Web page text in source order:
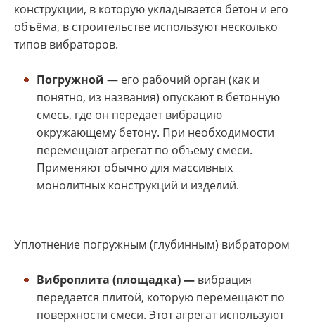
конструкции, в которую укладывается бетон и его
объёма, в строительстве используют несколько
типов вибраторов.
Погружной — его рабочий орган (как и
понятно, из названия) опускают в бетонную
смесь, где он передает вибрацию
окружающему бетону. При необходимости
перемещают агрегат по объему смеси.
Применяют обычно для массивных
монолитных конструкций и изделий.
Уплотнение погружным (глубинным) вибратором
Виброплита (площадка) — вибрация
передается плитой, которую перемещают по
поверхности смеси. Этот агрегат используют